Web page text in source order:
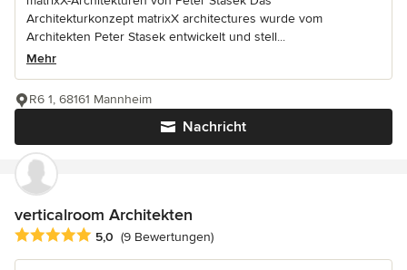
Architekturkonzept matrixX architectures wurde vom
Architekten Peter Stasek entwickelt und stell...
Mehr
Nachricht
R6 1, 68161 Mannheim
verticalroom Architekten
Durchschnittliche Bewertung: 5 von 5 Sternen
5,0 (9 Bewertungen)